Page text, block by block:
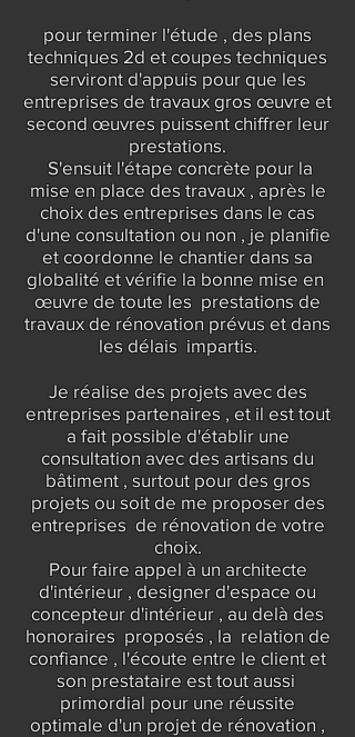
pour terminer l'étude , des plans
techniques 2d et coupes techniques
serviront d'appuis pour que les
entreprises de travaux gros œuvre et
second œuvres puissent chiffrer leur
prestations.
S'ensuit l'étape concrète pour la
mise en place des travaux , après le
choix des entreprises dans le cas
d'une consultation ou non , je planifie
et coordonne le chantier dans sa
globalité et vérifie la bonne mise en
œuvre de toute les prestations de
travaux de rénovation prévus et dans
les délais impartis.
Je réalise des projets avec des
entreprises partenaires , et il est tout
a fait possible d'établir une
consultation avec des artisans du
bâtiment , surtout pour des gros
projets ou soit de me proposer des
entreprises de rénovation de votre
choix.
Pour faire appel à un architecte
d'intérieur , designer d'espace ou
concepteur d'intérieur , au delà des
honoraires proposés , la relation de
confiance , l'écoute entre le client et
son prestataire est tout aussi
primordial pour une réussite
optimale d'un projet de rénovation ,